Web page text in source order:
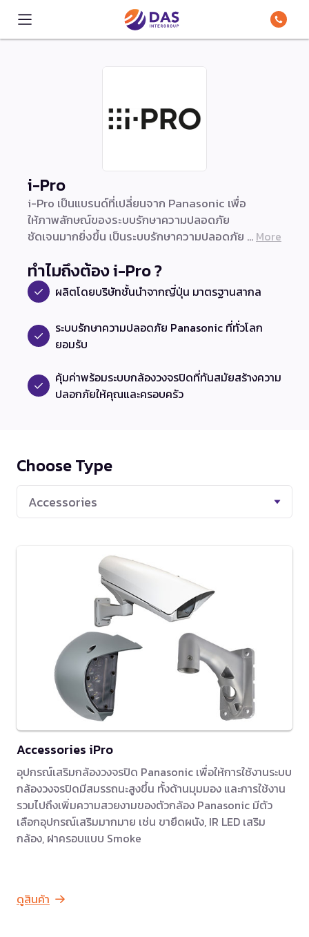
i-Pro
i-Pro เป็นแบรนด์ที่เปลี่ยนจาก Panasonic เพื่อ
ให้ภาพลักษณ์ของระบบรักษาความปลอดภัย
ชัดเจนมากยิ่งขึ้น เป็นระบบรักษาความปลอดภัย
แบรนด์มาตรฐานและยักษ์ใหญ่ในไทยแบรนด์นึง
เลยทีเดียว เชื่อว่าหลายคนไม่ทราบกันว่าแบรนด์
i-Pro มี ระบบรักษาความปลอดภัย และกล้อง
วงจรปิด ถือว่ามีเฉพาะกลุ่มเท่านั้นที่ทราบ กลุ่มนั้น
ก็จะมีบริษัทชั้นนำในประเทศไทย และ ทั่วโลก รวม
ถึงโรงแรมชั้นนำ 4-5 ดาวขึ้นไป หมู่บ้านเดี่ยวและ
คอนโดแบรนด์ไฮเอนด์ที่ทางโครงการจะเป็นการ
ติดตั้งให้ทางลูกบ้านก่อนอยู่แล้ว ถึงจะมีราคาที่
ค่อนข้างสูงแต่คุ้มค่าสำหรับคุณภาพและ
More
ทำไมถึงต้อง i-Pro ?
ผลิตโดยบริษัทชั้นนำจากญี่ปุ่น มาตรฐานสากล
ระบบรักษาความปลอดภัย Panasonic ที่ทั่วโลก
ยอมรับ
คุ้มค่าพร้อมระบบกล้องวงจรปิดที่ทันสมัยสร้างความ
ปลอกภัยให้คุณและครอบครัว
Choose Type
Accessories iPro
อุปกรณ์เสริมกล้องวงจรปิด Panasonic เพื่อให้การใช้งานระบบ
กล้องวงจรปิดมีสมรรถนะสูงขึ้น ทั้งด้านมุมมอง และการใช้งาน
รวมไปถึงเพิ่มความสวยงามของตัวกล้อง Panasonic มีตัว
เลือกอุปกรณ์เสริมมากมาย เช่น ขายึดผนัง, IR LED เสริม
กล้อง, ฝาครอบแบบ Smoke
ดูสินค้า